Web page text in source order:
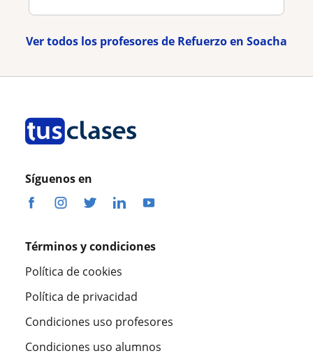
Ver todos los profesores de Refuerzo en Soacha
Síguenos en
Términos y condiciones
Política de cookies
Política de privacidad
Condiciones uso profesores
Condiciones uso alumnos